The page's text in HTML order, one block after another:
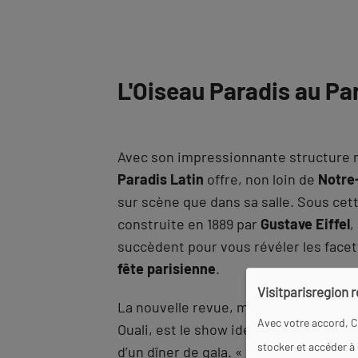
L'Oiseau Paradis au
Avec son impressionnante structure
Paradis Latin offre, non loin de
sur scène que dans sa salle. Sous
construite en 1889 par Gustave Eiffel,
succèdent pour vous révéler les
fête parisienne.
La nouvelle revue, mise en scène et
Ouali, est le show idéal pour une
d’un dîner de gala. «
L’Oiseau Paradis
Visitparisregion
Avec votre accord,
stocker et accéder